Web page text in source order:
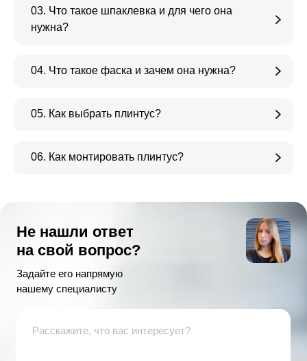
03. Что такое шпаклевка и для чего она
нужна?
04. Что такое фаска и зачем она нужна?
05. Как выбрать плинтус?
06. Как монтировать плинтус?
Не нашли ответ
на свой вопрос?
Задайте его напрямую
нашему специалисту